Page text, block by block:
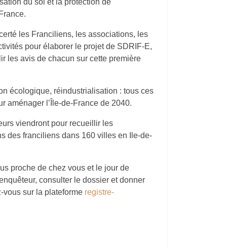
du sol et la protection de
les Franciliens, les associations, les
pour élaborer le projet de SDRIF-E,
les avis de chacun sur cette première
écologique, réindustrialisation : tous ces
aménager l’Île-de-France de 2040.
viendront pour recueillir les
des franciliens dans 160 villes en Ile-de-
proche de chez vous et le jour de
consulter le dossier et donner
vous sur la plateforme registre-